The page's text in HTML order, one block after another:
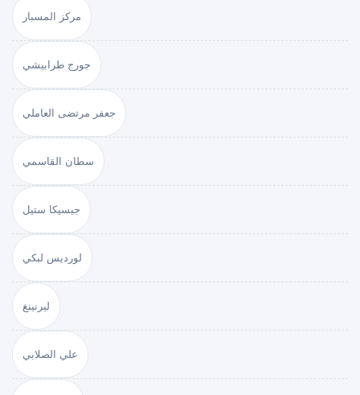
مركز المسبار
جورج طرابيشي
جعفر مرتضى العاملي
سطان القاسمي
جيسيكا ستيل
لورديس لبكي
ليرنينغ
علي الصلابي